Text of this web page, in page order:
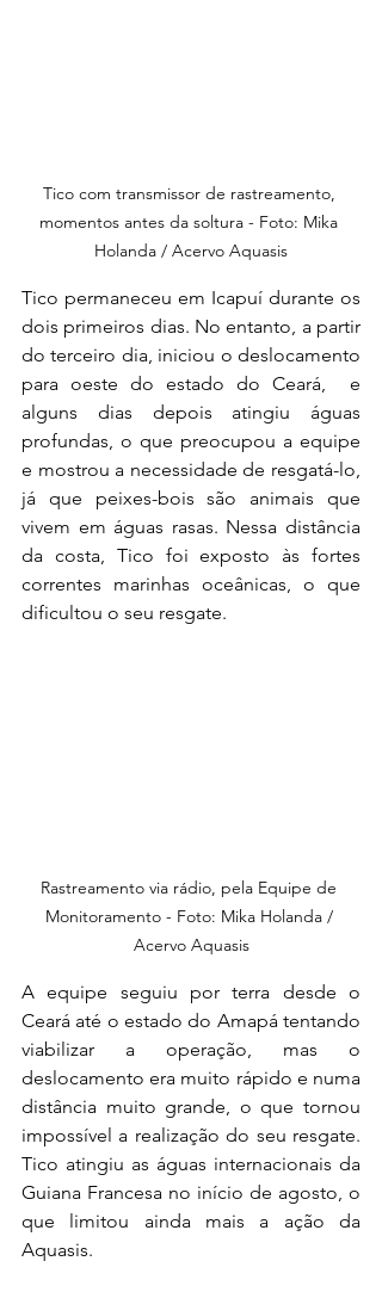
Tico com transmissor de rastreamento,
momentos antes da soltura - Foto: Mika
Holanda / Acervo Aquasis
Tico permaneceu em Icapuí durante os
dois primeiros dias. No entanto, a partir
do terceiro dia, iniciou o deslocamento
para oeste do estado do Ceará,  e
alguns dias depois atingiu águas
profundas, o que preocupou a equipe
e mostrou a necessidade de resgatá-lo,
já que peixes-bois são animais que
vivem em águas rasas. Nessa distância
da costa, Tico foi exposto às fortes
correntes marinhas oceânicas, o que
dificultou o seu resgate.
Rastreamento via rádio, pela Equipe de
Monitoramento - Foto: Mika Holanda /
Acervo Aquasis
A equipe seguiu por terra desde o
Ceará até o estado do Amapá tentando
viabilizar a operação, mas o
deslocamento era muito rápido e numa
distância muito grande, o que tornou
impossível a realização do seu resgate.
Tico atingiu as águas internacionais da
Guiana Francesa no início de agosto, o
que limitou ainda mais a ação da
Aquasis.